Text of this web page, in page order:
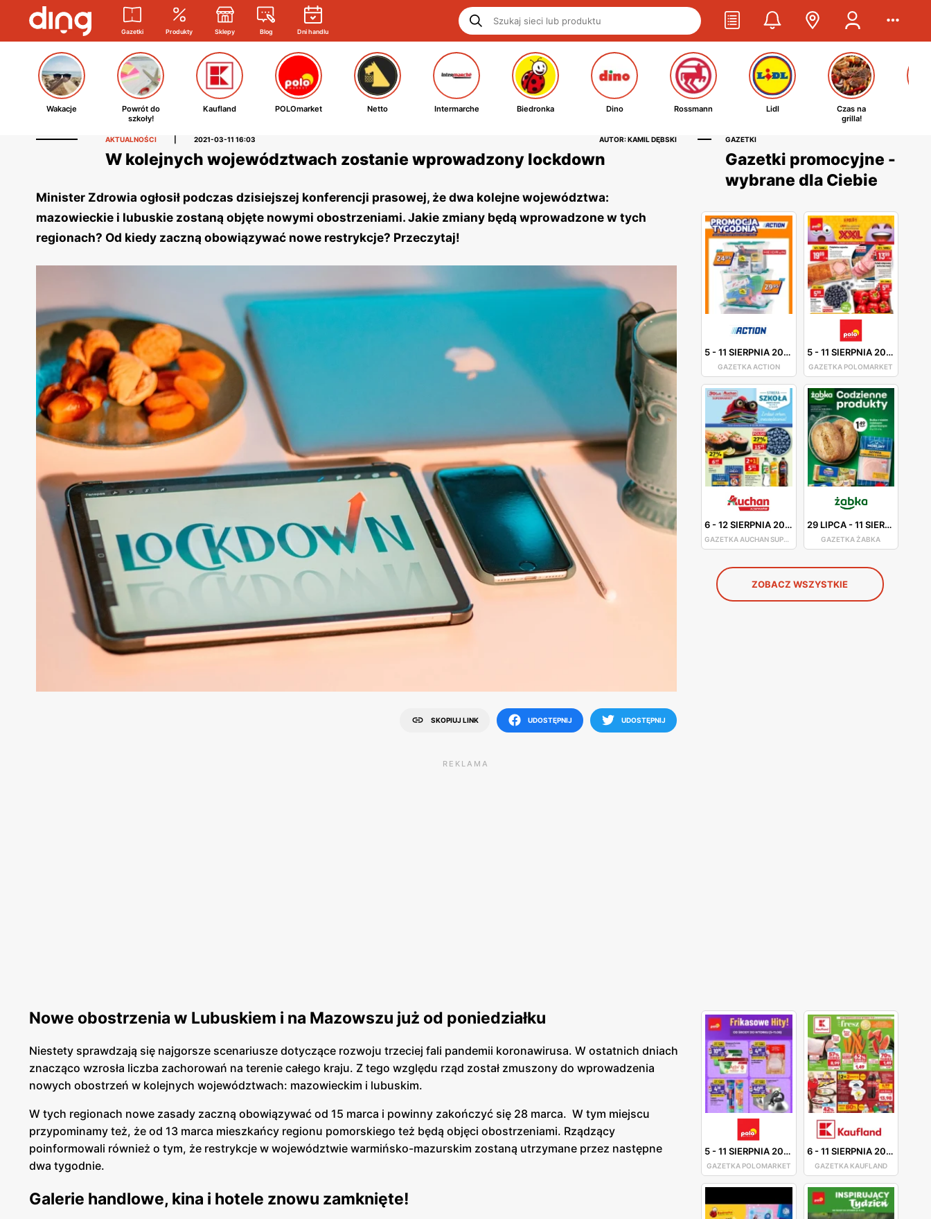
Gazetki Produkty Sklepy Blog Dni handlu
Wakacje
Powrót do
szkoły!
Kaufland POLOmarket Netto Intermarche Biedronka Dino Rossmann Lidl
Czas na
grilla!
AKTUALNOŚCI 2021-03-11 16:03 AUTOR: KAMIL DĘBSKI
W kolejnych województwach zostanie wprowadzony lockdown
Minister Zdrowia ogłosił podczas dzisiejszej konferencji prasowej, że dwa kolejne województwa:
mazowieckie i lubuskie zostaną objęte nowymi obostrzeniami. Jakie zmiany będą wprowadzone w tych
regionach? Od kiedy zaczną obowiązywać nowe restrykcje? Przeczytaj!
SKOPIUJ LINK UDOSTĘPNIJ UDOSTĘPNIJ
GAZETKI
Gazetki promocyjne -
wybrane dla Ciebie
5-11 SIERPNIA 2026
GAZETKA ACTION
5-11 SIERPNIA 2026
GAZETKA POLOMARKET
6-12 SIERPNIA 2026
GAZETKA AUCHAN SUPERMARKET
29 LIPCA-11 SIERPNIA 2026
GAZETKA ŻABKA
ZOBACZ WSZYSTKIE
5-11 SIERPNIA 2026
GAZETKA POLOMARKET
6-11 SIERPNIA 2026
GAZETKA KAUFLAND
REKLAMA
Nowe obostrzenia w Lubuskiem i na Mazowszu już od poniedziałku
Niestety sprawdzają się najgorsze scenariusze dotyczące rozwoju trzeciej fali pandemii koronawirusa. W ostatnich dniach
znacząco wzrosła liczba zachorowań na terenie całego kraju. Z tego względu rząd został zmuszony do wprowadzenia
nowych obostrzeń w kolejnych województwach: mazowieckim i lubuskim.
W tych regionach nowe zasady zaczną obowiązywać od 15 marca i powinny zakończyć się 28 marca. W tym miejscu
przypominamy też, że od 13 marca mieszkańcy regionu pomorskiego też będą objęci obostrzeniami. Rządzący
poinformowali również o tym, że restrykcje w województwie warmińsko-mazurskim zostaną utrzymane przez następne
dwa tygodnie.
Galerie handlowe, kina i hotele znowu zamknięte!